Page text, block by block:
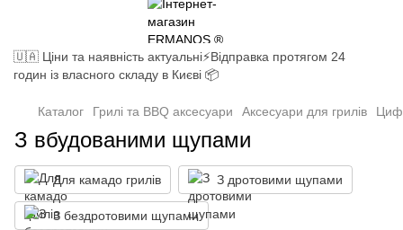
🇺🇦 Ціни та наявність актуальні⚡Відправка протягом 24
годин із власного складу в Києві 📦
Каталог Грилі та BBQ аксесуари Аксесуари для грилів
З вбудованими щупами
Для камадо грилів З дротовими щупами
З бездротовими щупами